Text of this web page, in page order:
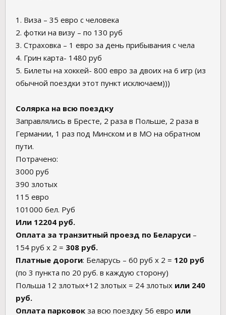
1. Виза – 35 евро с человека
2. фотки на визу – по 130 руб
3. Страховка – 1 евро за день прибывания с чела
4. Грин карта- 1480 руб
5. Билеты на хоккей- 800 евро за двоих на 6 игр (из
обычной поездки этот пункт исключаем)))
Солярка на всю поездку
Заправлялись в Бресте, 2 раза в Польше, 2 раза в
Германии, 1 раз под Минском и в МО на обратном
пути.
Потрачено:
3000 руб
390 злотых
115 евро
101000 бел. Руб
Или 12204 руб.
Оплата за транзитный проезд по Беларуси –
154 руб х 2 = 308 руб.
Платные дороги: Беларусь – 60 руб х 2 = 120 руб
(по 3 пункта по 20 руб. в каждую сторону)
Польша 12 злотых+12 злотых = 24 злотых или 240
руб.
Оплата парковок за всю поездку 56 евро или